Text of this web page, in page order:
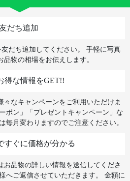
だち追加
だち追加してください。
手軽に写真
物の相場をお伝えします。
得な情報をGET!!
々なキャンペーンをご利用いただけま
ポン」「プレゼントキャンペーン」な
毎月変わりますのでご注意ください。
すぐに価格が分かる
お品物の詳しい情報を送信してくださ
へご返信させていただきます。
金額に